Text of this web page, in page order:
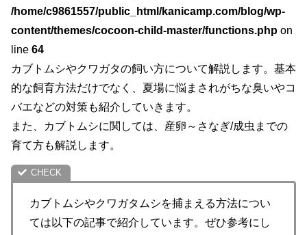
/home/c9861557/public_html/kanicamp.com/blog/wp-
content/themes/cocoon-child-master/functions.php on
line 64
カブトムシやクワガタの飼い方について解説します。基本
的な飼育方法だけでなく、夏場に悩まされがちな臭いやコ
バエなどの対策も紹介していきます。
また、カブトムシに関しては、産卵～さなぎ/成虫までの
育て方も解説します。
カブトムシやクワガタムシを捕まえる方法につい
ては以下の記事で紹介しています。ぜひ参考にし